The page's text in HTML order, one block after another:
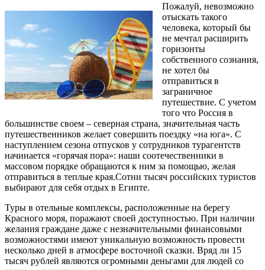
Пожалуй, невозможно
отыскать такого
человека, который бы
не мечтал расширить
горизонты
собственного сознания,
не хотел бы
отправиться в
заграничное
путешествие. С учетом
того что Россия в
большинстве своем – северная страна, значительная часть
путешественников желает совершить поездку «на юга». С
наступлением сезона отпусков у сотрудников турагентств
начинается «горячая пора»: наши соотечественники в
массовом порядке обращаются к ним за помощью, желая
отправиться в теплые края.Сотни тысяч российских туристов
выбирают для себя отдых в Египте.
Туры в отельные комплексы, расположенные на берегу
Красного моря, поражают своей доступностью. При наличии
желания граждане даже с незначительными финансовыми
возможностями имеют уникальную возможность провести
несколько дней в атмосфере восточной сказки. Вряд ли 15
тысяч рублей являются огромными деньгами для людей со